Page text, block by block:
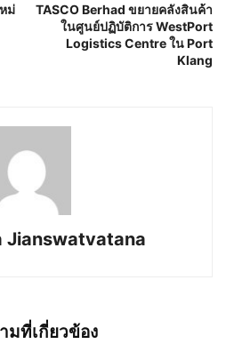
ม่
TASCO Berhad ขยายคลังสินค้า
ในศูนย์ปฏิบัติการ WestPort
Logistics Centre ใน Port
Klang
Jianswatvatana
มที่เกี่ยวข้อง